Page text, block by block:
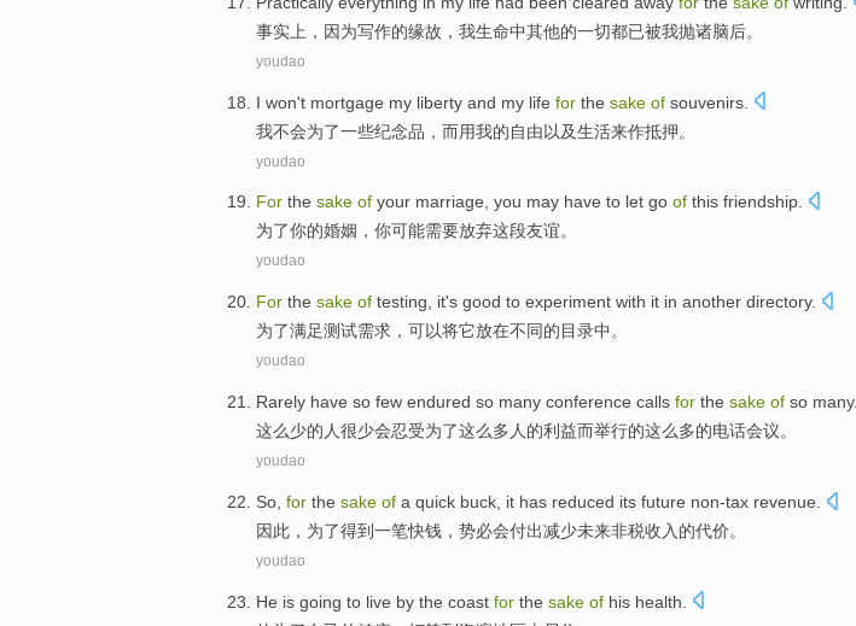
事实上 ， 因为写作的缘故 ， 我生命中其他的一切都已被我抛诸脑后。
youdao
I won't mortgage my liberty and my life for the sake of souvenirs
我不会为了一些纪念品 ，而用我的自由以及生活来作抵押。
youdao
For the sake of your marriage, you may have to let go of this friendship.
为了你的婚姻 ， 你可能需要放弃这段友谊。
youdao
For the sake of testing it's good to experiment with it in another directory.
为了满足测试需求，可以将它放在不同的目录中 。
youdao
Rarely have so few endured so many conference calls for the sake of so many.
这么少的 人很少会忍受为了这么多人 的利益而举行的这么多的电话会议。
youdao
So for the sake of a quick buck , it has reduced its future non-tax revenue
因此 ， 为了得到一笔快钱 ，势必会付出减少未来非税收入 的代价。
youdao
He is going to live by the coast for the sake of his health